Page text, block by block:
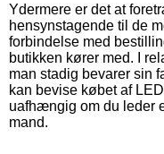
Ydermere er det at
hensynstagende til de
forbindelse med
butikken kører med. I
man stadig bevarer sin
kan bevise købet af
uafhængig om du leder
mand.